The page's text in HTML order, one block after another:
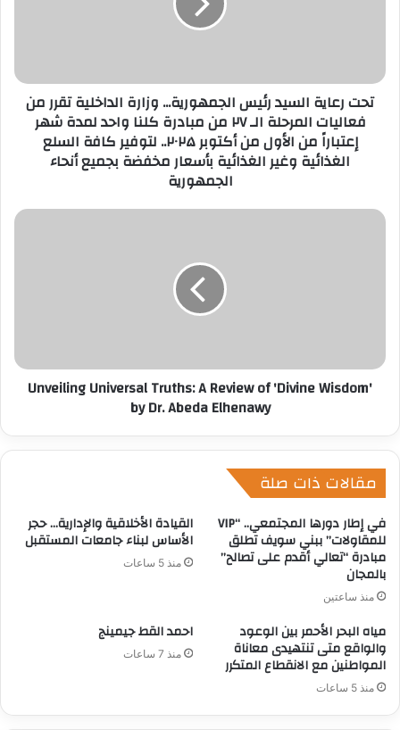
ر
تحت رعاية السيد رئيس الجمهورية... وزارة الداخلية تقرر من
فعاليات المرحلة الـ ٢٧ من مبادرة كلنا واحد لمدة شهر
إعتباراً من الأول من أكتوبر ۲۰۲۵.. لتوفير كافة السلع
الغذائية وغير الغذائية بأسعار مخفضة بجميع أنحاء
الجمهورية
Unveiling Universal Truths: A Review of 'Divine Wisdom'
by Dr. Abeda Elhenawy
مقالات ذات صلة
في إطار دورها المجتمعي.. “VIP
للمقاولات” ببني سويف تطلق
مبادرة “تعالي أقدم على تصالح”
بالمجان
منذ ساعتين
القيادة الأخلاقية والإدارية… حجر
الأساس لبناء جامعات المستقبل
منذ 5 ساعات
مياه البحر الأحمر بين الوعود
والواقع متى تنتهيدى معاناة
المواطنين مع الانقطاع المتكرر
منذ 5 ساعات
احمد القط جيمينج
منذ 7 ساعات